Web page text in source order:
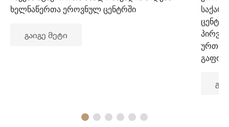
ხელნაწერთა ეროვნულ ცენტრში
გაიგე მეტი